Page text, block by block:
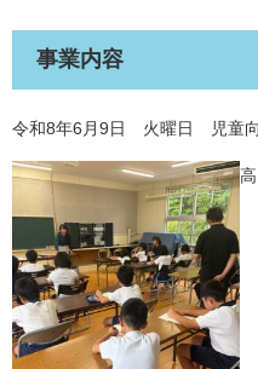
事業内容
令和8年6月9日 火曜日 児童